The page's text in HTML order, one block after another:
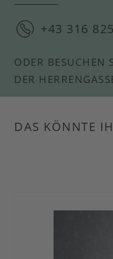
+43 316
ODER BESUCHEN
DER
DAS KÖNNTE